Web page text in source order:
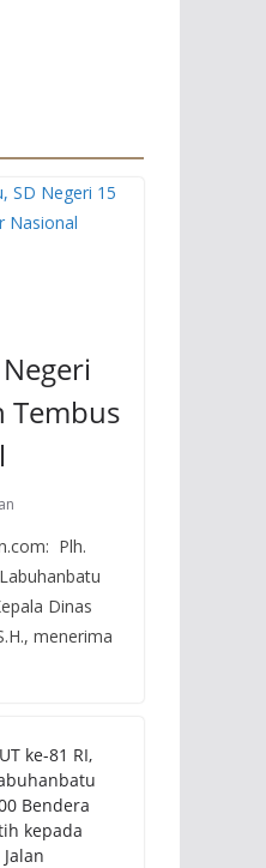
Tembus
Plh.
Dinas
menerima
ke-81 RI,
Bendera
kepada